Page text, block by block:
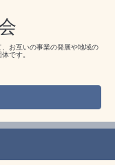
お互いの事業の発展や地域の
です。